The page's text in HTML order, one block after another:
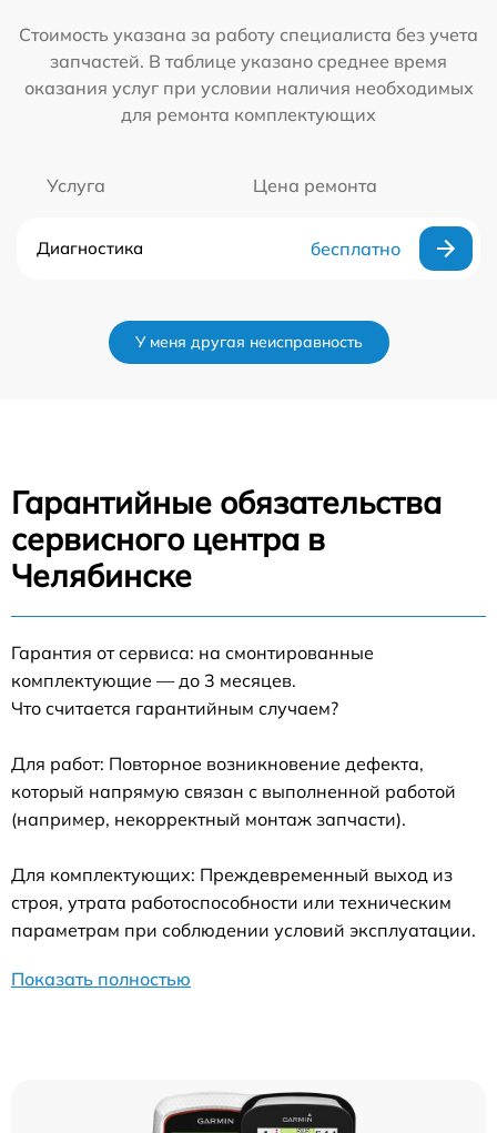
Стоимость указана за работу специалиста без учета
запчастей. В таблице указано среднее время
оказания услуг при условии наличия необходимых
для ремонта комплектующих
Услуга Цена ремонта
Диагностика бесплатно
У меня другая неисправность
Гарантийные обязательства
сервисного центра в
Челябинске
Гарантия от сервиса: на смонтированные
комплектующие — до 3 месяцев.
Что считается гарантийным случаем?
Для работ: Повторное возникновение дефекта,
который напрямую связан с выполненной работой
(например, некорректный монтаж запчасти).
Для комплектующих: Преждевременный выход из
строя, утрата работоспособности или техническим
параметрам при соблюдении условий эксплуатации.
Показать полностью